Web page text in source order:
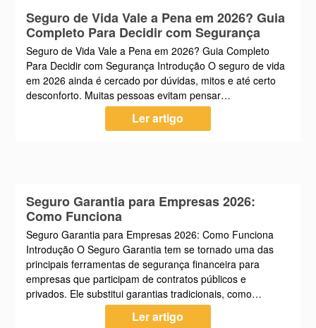
Seguro de Vida Vale a Pena em 2026? Guia
Completo Para Decidir com Segurança
Seguro de Vida Vale a Pena em 2026? Guia Completo
Para Decidir com Segurança Introdução O seguro de vida
em 2026 ainda é cercado por dúvidas, mitos e até certo
desconforto. Muitas pessoas evitam pensar…
Ler artigo
Seguro Garantia para Empresas 2026:
Como Funciona
Seguro Garantia para Empresas 2026: Como Funciona
Introdução O Seguro Garantia tem se tornado uma das
principais ferramentas de segurança financeira para
empresas que participam de contratos públicos e
privados. Ele substitui garantias tradicionais, como…
Ler artigo